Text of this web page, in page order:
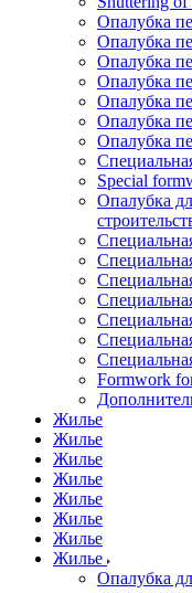
Опалубка
Опалубка
Опалубка
Опалубка
Опалубка
Опалубка
Опалубка
Special
Опалубка
Formwork
Жилье
Жилье
Жилье
Жилье
Жилье
Жилье
Жилье
Жилье
Опалубка